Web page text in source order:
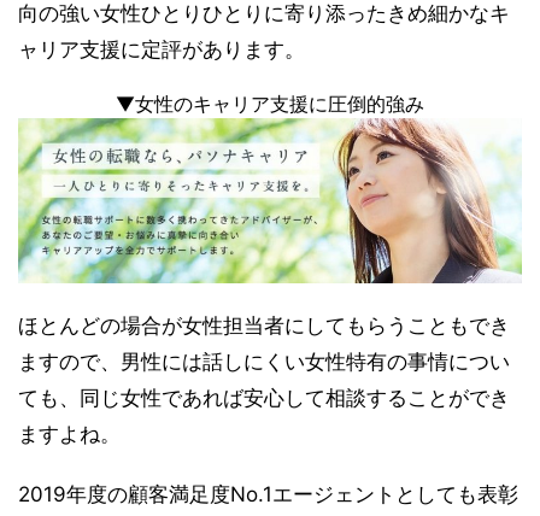
向の強い女性ひとりひとりに寄り添ったきめ細かなキ
ャリア支援に定評があります。
▼女性のキャリア支援に圧倒的強み
ほとんどの場合が女性担当者にしてもらうこともでき
ますので、男性には話しにくい女性特有の事情につい
ても、同じ女性であれば安心して相談することができ
ますよね。
2019年度の顧客満足度No.1エージェントとしても表彰